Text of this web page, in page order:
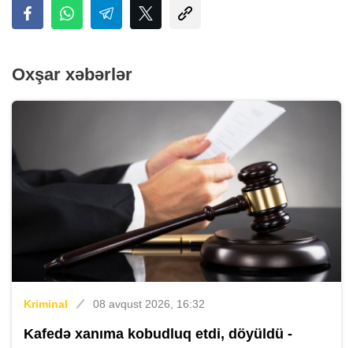
Oxşar xəbərlər
Kriminal 08 avqust 2026, 16:32
Kafedə xanıma kobudluq etdi, döyüldü -